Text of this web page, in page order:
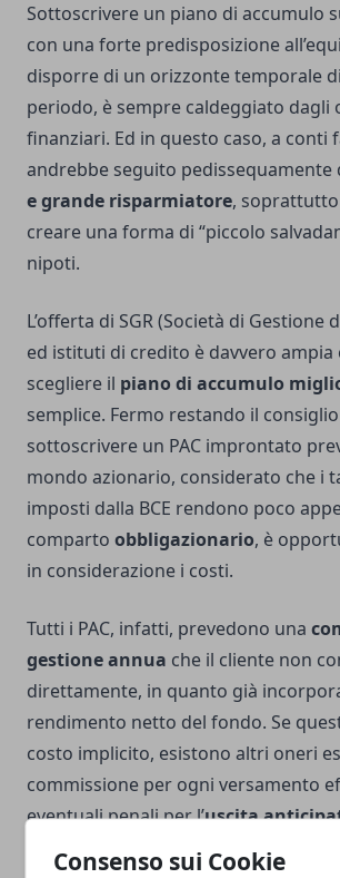
Consenso sui Cookie
Sottoscrivere un piano di accumulo
con una forte predisposizione
disporre di un orizzonte temporale
periodo, è sempre caldeggiato dagli
finanziari. Ed in questo caso, a conti
andrebbe seguito pedissequamente
e grande risparmiatore,
creare una forma di “piccolo
nipoti.
L’offerta di SGR (Società di Gestione
ed istituti di credito è davvero ampia
scegliere il piano di accumulo
semplice. Fermo restando il
sottoscrivere un PAC improntato
mondo azionario, considerato che i
imposti dalla BCE rendono poco
comparto obbligazionario, è
in considerazione i costi.
Tutti i PAC, infatti, prevedono una
gestione annua che il cliente non
direttamente, in quanto già
rendimento netto del fondo. Se
costo implicito, esistono altri oneri
commissione per ogni versamento
eventuali penali per l’uscita
tenute in grande considerazione al